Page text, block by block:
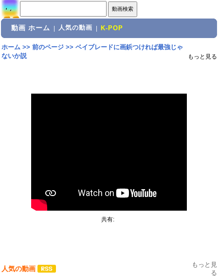
動画 ホーム 人気の動画 K-POP
ホーム>> 前のページ>> ベイブレードに画鋲つければ最強じゃ
ないか説
もっと見る
共有:
人気の動画
もっと見
る